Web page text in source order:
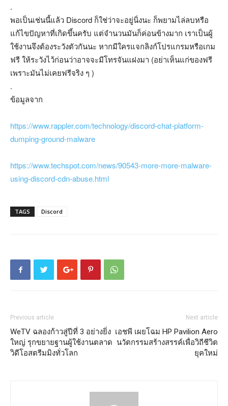
.
พอเป็นเช่นนี้แล้ว Discord ก็ใช่ว่าจะอยู่นิ่งนะ ก็พยามไล่ลบหรือ
แก้ไขปัญหาที่เกิดขึ้นครับ แต่จำนวนมันก็ค่อนข้างมาก เราเป็นผู้
ใช้งานจึงต้องระวังตัวกันนะ หากมีใครแจกลิงก์โปรแกรมหรือเกม
ฟรี ให้ระวังไว้ก่อนว่าอาจจะมีโทรจันแฝงมา (อย่าเห็นแก่ของฟรี
เพราะมันไม่เคยฟรีจริง ๆ )
.
ข้อมูลจาก
https://www.rappler.com/technology/discord-chat-platform-
dumping-ground-malware
https://www.techspot.com/news/90543-more-more-malware-
using-discord-cdn-abuse.html
TAGS Discord
Previous article
WeTV ฉลองก้าวสู่ปีที่ 3 อย่างยิ่ง
ใหญ่ รุกขยายฐานผู้ใช้งานตลาด
วิดีโอสตรีมมิงทั่วโลก
Next article
เอชพี เผยโฉม HP Pavilion Aero
นวัตกรรมสร้างสรรค์เพื่อวิถีชีวิต
ยุคใหม่